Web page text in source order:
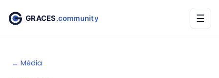
☰
← Média